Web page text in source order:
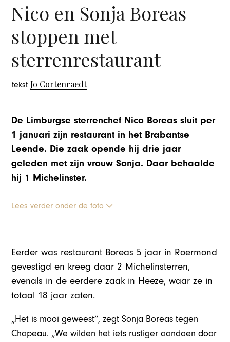
Nico en Sonja Boreas
stoppen met
sterrenrestaurant
tekst Jo Cortenraedt
De Limburgse sterrenchef Nico Boreas sluit per
1 januari zijn restaurant in het Brabantse
Leende. Die zaak opende hij drie jaar
geleden met zijn vrouw Sonja. Daar behaalde
hij 1 Michelinster.
Lees verder onder de foto
Eerder was restaurant Boreas 5 jaar in Roermond
gevestigd en kreeg daar 2 Michelinsterren,
evenals in de eerdere zaak in Heeze, waar ze in
totaal 18 jaar zaten.
„Het is mooi geweest”, zegt Sonja Boreas tegen
Chapeau. „We wilden het iets rustiger aandoen door